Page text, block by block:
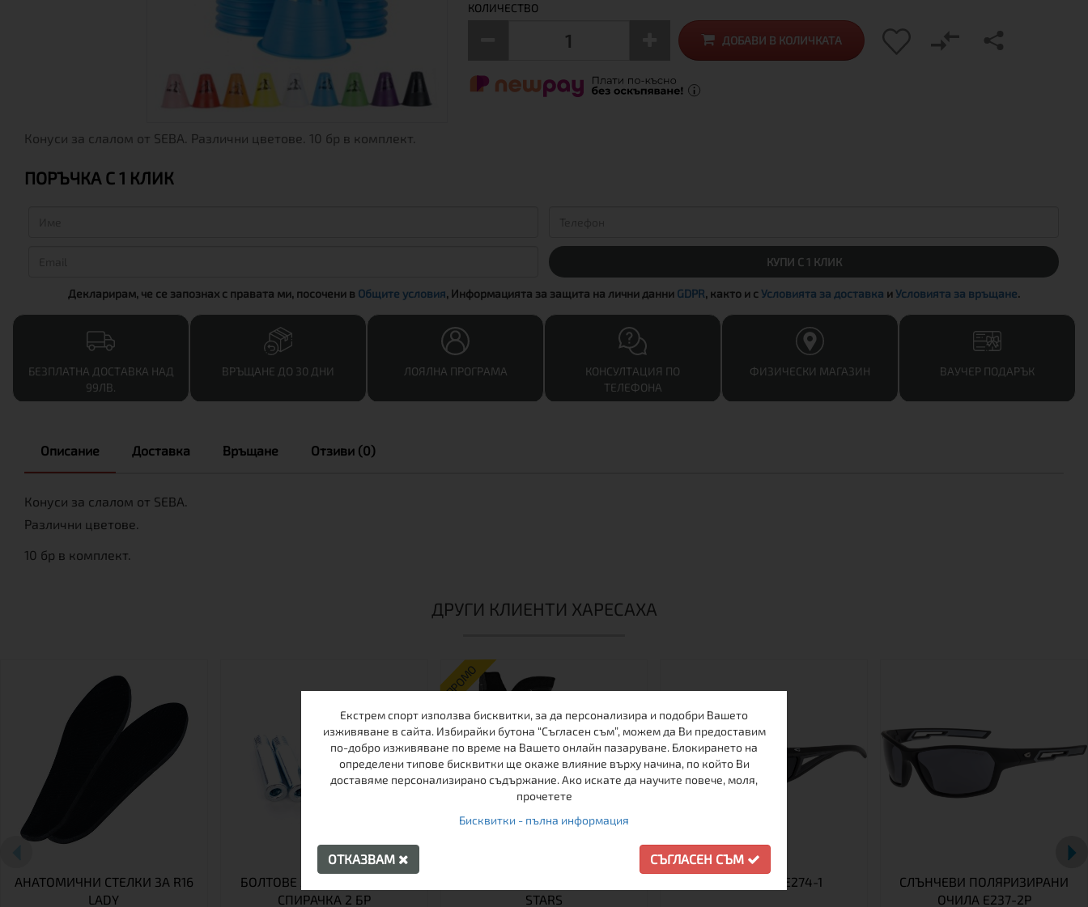
Конуси за слалом от SEBA. Различни цветове. 10 бр в комплект.
КОЛИЧЕСТВО
ДОБАВИ В КОЛИЧКАТА
ПОРЪЧКА С 1 КЛИК
КУПИ С 1 КЛИК
Декларирам, че се запознах с правата ми, посочени в Общите условия, Информацията за защита на лични данни GDPR, както и сУсловията за доставка иУсловията за връщане.
БЕЗПЛАТНА ДОСТАВКА НАД
99ЛВ.
ВРЪЩАНЕ ДО 30 ДНИ ЛОЯЛНА ПРОГРАМА
КОНСУЛТАЦИЯ ПО
ТЕЛЕФОНА
ФИЗИЧЕСКИ МАГАЗИН ВАУЧЕР ПОДАРЪК
Описание Доставка Връщане Отзиви (0)
Конуси за слалом от SEBA.
Различни цветове.
10 бр в комплект.
ДРУГИ КЛИЕНТИ ХАРЕСАХА
АНАТОМИЧНИ СТЕЛКИ ЗА R16
LADY
БОЛТОВЕ ЗА УНИВЕРСАЛНА
СПИРАЧКА 2 БР
ПРОМО
STARS
СЛЪНЧЕВИ ОЧИЛА E274-1
СЛЪНЧЕВИ ПОЛЯРИЗИРАНИ
ОЧИЛА E237-2P
Екстрем спорт използва бисквитки, за да персонализира и подобри Вашето
изживяване в сайта. Избирайки бутона “Съгласен съм”, можем да Ви предоставим
по-добро изживяване по време на Вашето онлайн пазаруване. Блокирането на
определени типове бисквитки ще окаже влияние върху начина, по който Ви
доставяме персонализирано съдържание. Ако искате да научите повече, моля,
прочетете
Бисквитки - пълна информация
ОТКАЗВАМ СЪГЛАСЕН СЪМ